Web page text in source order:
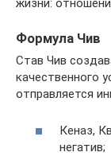
Формула Чив
Став Чив
качественного
отправляется
Кеназ,
негатив;